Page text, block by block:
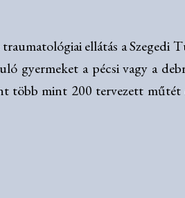
ellátás a Szegedi
gyermeket a pécsi vagy a
több mint 200 tervezett